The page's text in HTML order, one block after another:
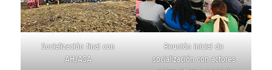
Socialización final con
AHJASA
Reunión inicial de
socialización con actores